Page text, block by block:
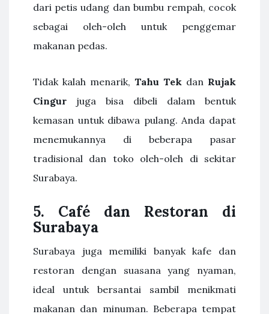
dari petis udang dan bumbu rempah, cocok
sebagai oleh-oleh untuk penggemar
makanan pedas.
Tidak kalah menarik, Tahu Tek dan Rujak
Cingur juga bisa dibeli dalam bentuk
kemasan untuk dibawa pulang. Anda dapat
menemukannya di beberapa pasar
tradisional dan toko oleh-oleh di sekitar
Surabaya.
5. Café dan Restoran di
Surabaya
Surabaya juga memiliki banyak kafe dan
restoran dengan suasana yang nyaman,
ideal untuk bersantai sambil menikmati
makanan dan minuman. Beberapa tempat